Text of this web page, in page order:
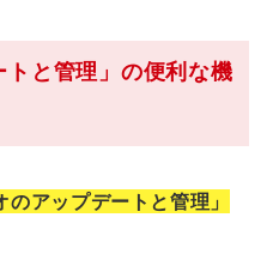
トと管理」の便利な機
のアップデートと管理」